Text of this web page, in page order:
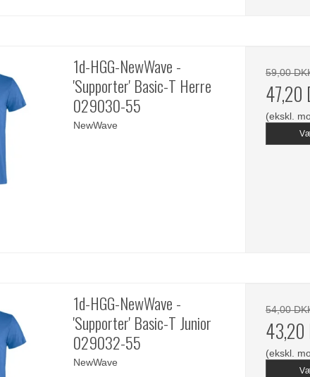
1d-HGG-NewWave -
'Supporter' Basic-T Herre
029030-55
NewWave
59,00
47,20
(ekskl.
1d-HGG-NewWave -
'Supporter' Basic-T Junior
029032-55
NewWave
54,00
43,20
(ekskl.